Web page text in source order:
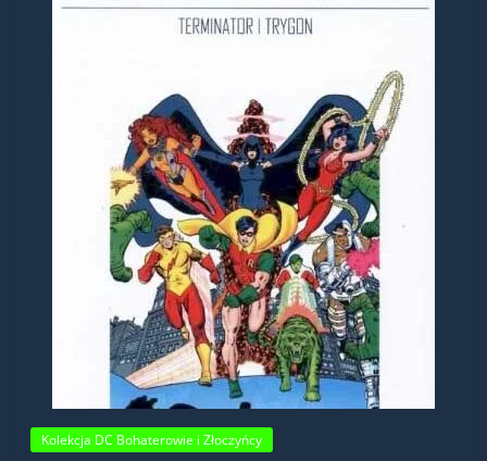
Kolekcja DC Bohaterowie i Złoczyńcy